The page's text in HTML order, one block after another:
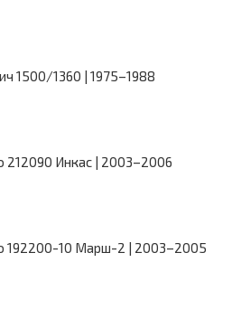
1500/1360 | 1975–1988
212090 Инкас | 2003–2006
192200-10 Марш-2 | 2003–2005